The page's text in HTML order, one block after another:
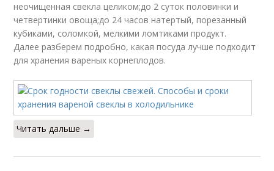
неочищенная свекла целиком;до 2 суток половинки и
четвертинки овоща;до 24 часов натертый, порезанный
кубиками, соломкой, мелкими ломтиками продукт.
Далее разберем подробно, какая посуда лучше подходит
для хранения вареных корнеплодов.
Читать дальше →